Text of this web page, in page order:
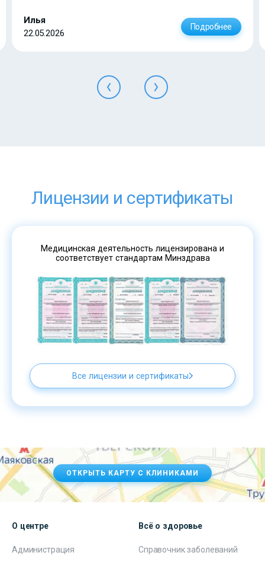
Илья
22.05.2026
Подробнее
Лицензии и сертификаты
Медицинская деятельность лицензирована и
соответствует стандартам Минздрава
Все лицензии и сертификаты
ОТКРЫТЬ КАРТУ С КЛИНИКАМИ
О центре
Администрация
Всё о здоровье
Справочник заболеваний